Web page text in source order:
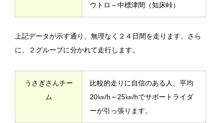
ウトロ～中標津間（知床峠）
上記データが示す通り、無理なく２４日間を走ります。さら
に、２グループに分かれて走行します。
うさぎさんチー
ム
比較的走りに自信のある人、平均
20㎞/h～25㎞/hでサポートライダ
ーが引っ張ります。